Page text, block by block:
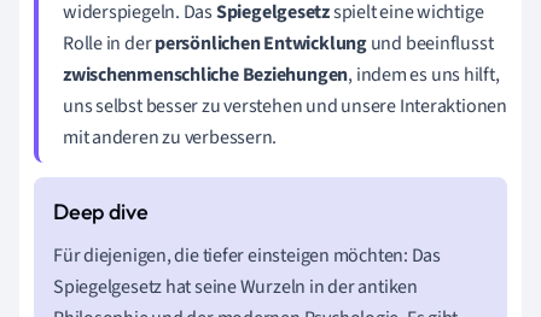
widerspiegeln. DasSpiegelgesetzspielt eine wichtige
Rolle in derpersönlichen Entwicklungund beeinflusst
zwischenmenschliche Beziehungen, indem es uns hilft,
uns selbst besser zu verstehen und unsere Interaktionen
mit anderen zu verbessern.
Für diejenigen, die tiefer einsteigen möchten: Das
Spiegelgesetz hat seine Wurzeln in der antiken